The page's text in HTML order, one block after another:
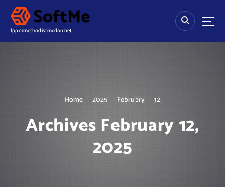
lppmmethodistmedan.net
Home 2025 February 12
Archives February 12,
2025